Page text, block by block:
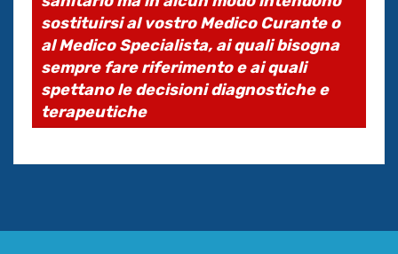
sostituirsi al vostro Medico Curante o
al Medico Specialista, ai quali bisogna
sempre fare riferimento e ai quali
spettano le decisioni diagnostiche e
terapeutiche